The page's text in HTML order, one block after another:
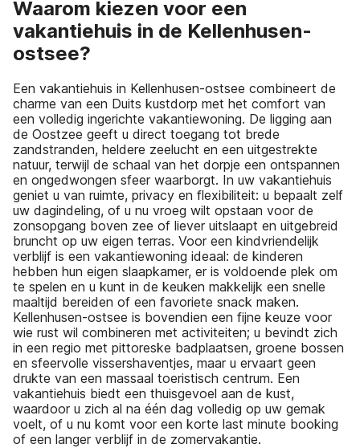
Waarom kiezen voor een
vakantiehuis in de Kellenhusen-
ostsee?
Een vakantiehuis in Kellenhusen-ostsee combineert de
charme van een Duits kustdorp met het comfort van
een volledig ingerichte vakantiewoning. De ligging aan
de Oostzee geeft u direct toegang tot brede
zandstranden, heldere zeelucht en een uitgestrekte
natuur, terwijl de schaal van het dorpje een ontspannen
en ongedwongen sfeer waarborgt. In uw vakantiehuis
geniet u van ruimte, privacy en flexibiliteit: u bepaalt zelf
uw dagindeling, of u nu vroeg wilt opstaan voor de
zonsopgang boven zee of liever uitslaapt en uitgebreid
bruncht op uw eigen terras. Voor een kindvriendelijk
verblijf is een vakantiewoning ideaal: de kinderen
hebben hun eigen slaapkamer, er is voldoende plek om
te spelen en u kunt in de keuken makkelijk een snelle
maaltijd bereiden of een favoriete snack maken.
Kellenhusen-ostsee is bovendien een fijne keuze voor
wie rust wil combineren met activiteiten; u bevindt zich
in een regio met pittoreske badplaatsen, groene bossen
en sfeervolle vissershaventjes, maar u ervaart geen
drukte van een massaal toeristisch centrum. Een
vakantiehuis biedt een thuisgevoel aan de kust,
waardoor u zich al na één dag volledig op uw gemak
voelt, of u nu komt voor een korte last minute booking
of een langer verblijf in de zomervakantie.